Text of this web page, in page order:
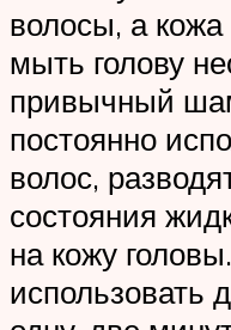
волосы, а кожа
мыть голову
привычный
постоянно
волос,
состояния
на кожу
использовать